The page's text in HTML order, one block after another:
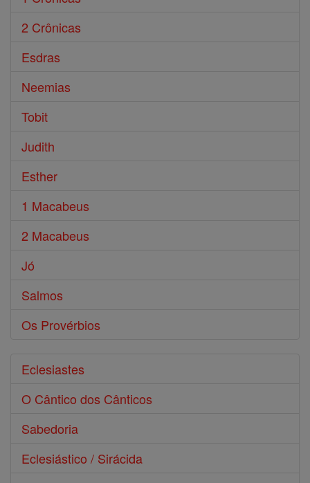
2 Crônicas
Esdras
Neemias
Tobit
Judith
Esther
1 Macabeus
2 Macabeus
Jó
Salmos
Os Provérbios
Eclesiastes
O Cântico dos Cânticos
Sabedoria
Eclesiástico / Sirácida